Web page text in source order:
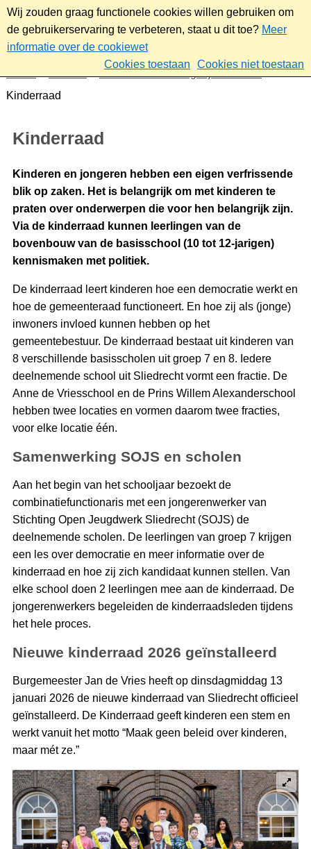
Wij zouden graag functionele cookies willen gebruiken om
de gebruikerservaring te verbeteren, staat u dit toe? Meer
informatie over de cookiewet
Cookies toestaan
Cookies niet toestaan
Gemeenteraad/Dagelijks bestuur
Kinderraad
Kinderraad
Kinderen en jongeren hebben een eigen verfrissende
blik op zaken. Het is belangrijk om met kinderen te
praten over onderwerpen die voor hen belangrijk zijn.
Via de kinderraad kunnen leerlingen van de
bovenbouw van de basisschool (10 tot 12-jarigen)
kennismaken met politiek.
De kinderraad leert kinderen hoe een democratie werkt en
hoe de gemeenteraad functioneert. En hoe zij als (jonge)
inwoners invloed kunnen hebben op het
gemeentebestuur. De kinderraad bestaat uit kinderen van
8 verschillende basisscholen uit groep 7 en 8. Iedere
deelnemende school uit Sliedrecht vormt een fractie. De
Anne de Vriesschool en de Prins Willem Alexanderschool
hebben twee locaties en vormen daarom twee fracties,
voor elke locatie één.
Samenwerking SOJS en scholen
Aan het begin van het schooljaar bezoekt de
combinatiefunctionaris met een jongerenwerker van
Stichting Open Jeugdwerk Sliedrecht (SOJS) de
deelnemende scholen. De leerlingen van groep 7 krijgen
een les over democratie en meer informatie over de
kinderraad en hoe zij zich kandidaat kunnen stellen. Van
elke school doen 2 leerlingen mee aan de kinderraad. De
jongerenwerkers begeleiden de kinderraadsleden tijdens
het hele proces.
Nieuwe kinderraad 2026 geïnstalleerd
Burgemeester Jan de Vries heeft op dinsdagmiddag 13
januari 2026 de nieuwe kinderraad van Sliedrecht officieel
geïnstalleerd. De Kinderraad geeft kinderen een stem en
werkt vanuit het motto “Maak geen beleid over kinderen,
maar mét ze.”